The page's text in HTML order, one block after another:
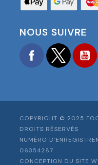
NOUS SUIVRE
FacebookTwitter
COPYRIGHT © 2025
DROITS RÉSERVÉS
NUMÉRO
06354287
CONCEPTION DU SITE